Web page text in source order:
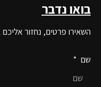
בואו נדבר
השאירו פרטים, נחזור
שם